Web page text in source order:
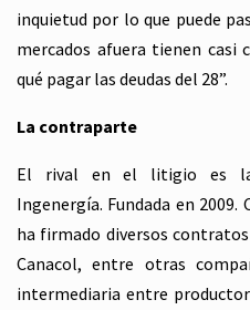
inquietud por lo que puede
mercados afuera tienen casi
qué pagar las deudas del 28”.
La contraparte
El rival en el litigio es la
Ingenergía. Fundada en
ha firmado diversos
Canacol, entre otras
intermediaria entre